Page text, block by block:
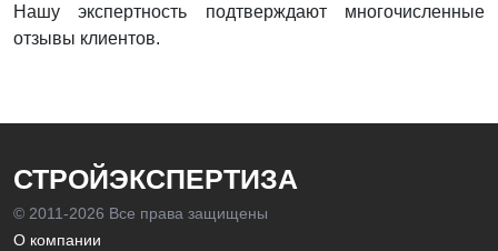
Нашу экспертность подтверждают многочисленные
отзывы клиентов.
СТРОЙЭКСПЕРТИЗА
© 2011-2026 Все права защищены
О компании